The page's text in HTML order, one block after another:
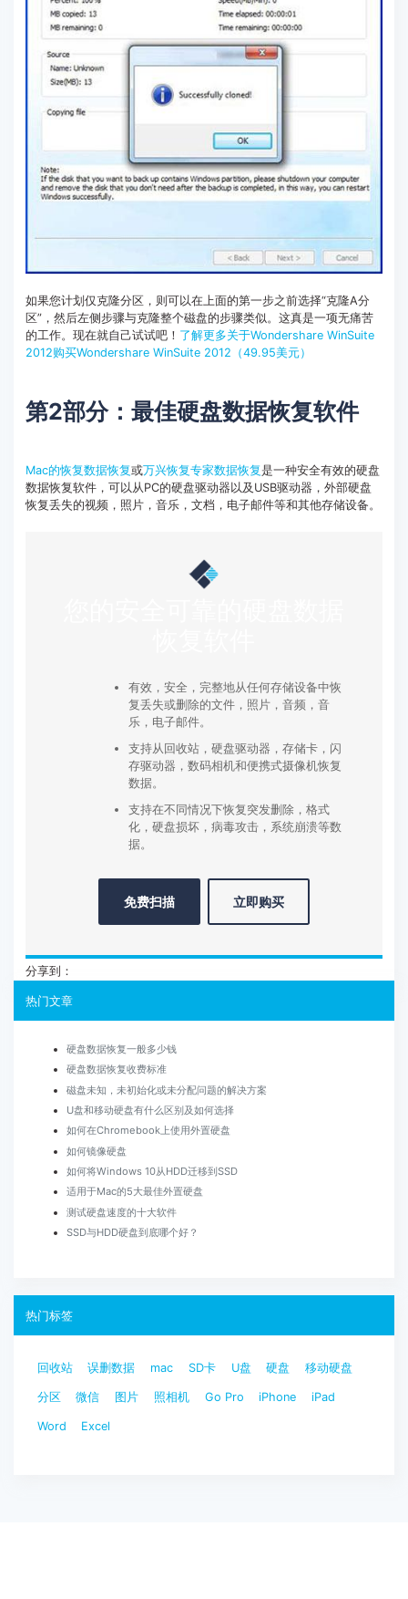
如果您计划仅克隆分区，则可以在上面的第一步之前选择“克隆A分
区”，然后左侧步骤与克隆整个磁盘的步骤类似。这真是一项无痛苦
的工作。现在就自己试试吧！ 了解更多关于Wondershare WinSuite
2012购买Wondershare WinSuite 2012 （49.95美元）
第2部分：最佳硬盘数据恢复软件
Mac的恢复数据恢复或万兴恢复专家数据恢复是一种安全有效的硬盘
数据恢复软件，可以从PC的硬盘驱动器以及USB驱动器，外部硬盘
恢复丢失的视频，照片，音乐，文档，电子邮件等和其他存储设备。
有效，安全，完整地从任何存储设备中恢
复丢失或删除的文件，照片，音频，音
乐，电子邮件。
支持从回收站，硬盘驱动器，存储卡，闪
存驱动器，数码相机和便携式摄像机恢复
数据。
支持在不同情况下恢复突发删除，格式
化，硬盘损坏，病毒攻击，系统崩溃等数
据。
免费扫描 立即购买
分享到：
热门文章
硬盘数据恢复一般多少钱
硬盘数据恢复收费标准
磁盘未知，未初始化或未分配问题的解决方案
U盘和移动硬盘有什么区别及如何选择
如何在Chromebook上使用外置硬盘
如何镜像硬盘
如何将Windows 10从HDD迁移到SSD
适用于Mac的5大最佳外置硬盘
测试硬盘速度的十大软件
SSD与HDD硬盘到底哪个好？
热门标签
回收站 误删数据 mac SD卡 U盘 硬盘 移动硬盘
分区 微信 图片 照相机 Go Pro iPhone iPad
Word Excel